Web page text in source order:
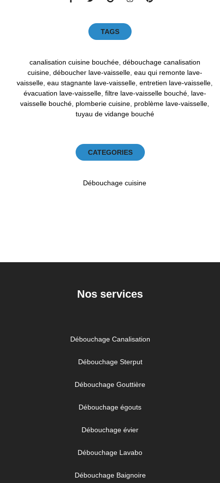
TAGS
canalisation cuisine bouchée, débouchage canalisation
cuisine, déboucher lave-vaisselle, eau qui remonte lave-
vaisselle eau stagnante lave-vaisselle entretien lave-vaisselle
évacuation lave-vaisselle, filtre lave-vaisselle bouché, lave-
vaisselle bouché plomberie cuisine problème lave-vaisselle
tuyau de vidange bouché
CATEGORIES
Débouchage cuisine
Nos services
Débouchage Canalisation
Débouchage Sterput
Débouchage Gouttière
Débouchage égouts
Débouchage évier
Débouchage Lavabo
Débouchage Baignoire